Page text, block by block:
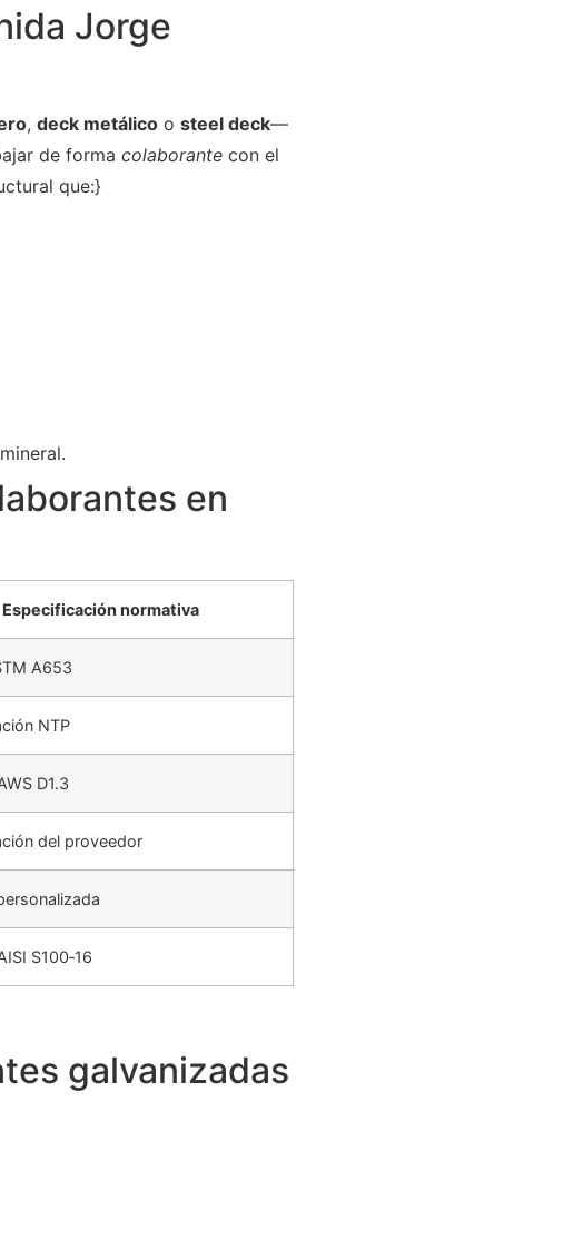
Jorge
, deck metálico o steel deck—
de forma colaborante con el
que:}
en
Especificación normativa
A653
NTP
D1.3
del proveedor
S100‑16
galvanizadas